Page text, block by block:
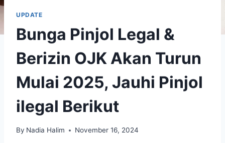
UPDATE
Bunga Pinjol Legal &
Berizin OJK Akan Turun
Mulai 2025, Jauhi Pinjol
ilegal Berikut
By Nadia Halim November 16, 2024